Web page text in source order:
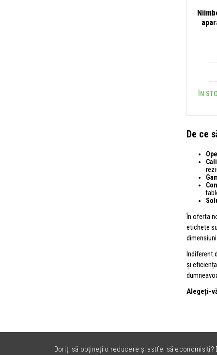
ÎN
De ce
În oferta
etichete
Indiferent
și
Alegeți-
Doriți să obțineți o reducere și astfel să